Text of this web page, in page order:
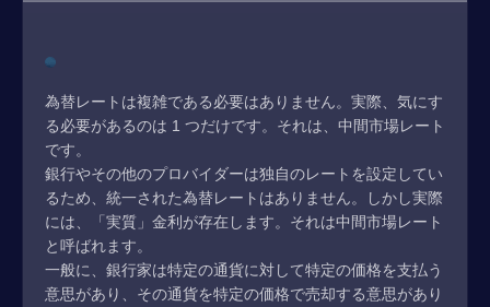
為替レートは複雑である必要はありません。実際、気にす
る必要があるのは 1 つだけです。それは、中間市場レート
です。
銀行やその他のプロバイダーは独自のレートを設定してい
るため、統一された為替レートはありません。しかし実際
には、「実質」金利が存在します。それは中間市場レート
と呼ばれます。
一般に、銀行家は特定の通貨に対して特定の価格を支払う
意思があり、その通貨を特定の価格で売却する意思があり